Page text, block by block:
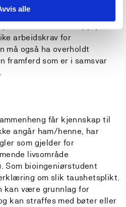
alle
med bestått/ikke bestått.
arbeidskrav for
må også ha overholdt
framferd som er i samsvar
får kjennskap til
angår ham/henne, har
som gjelder for
livsområde
Som bioingeniørstudent
om slik taushetsplikt.
kan være grunnlag for
kan straffes med bøter eller